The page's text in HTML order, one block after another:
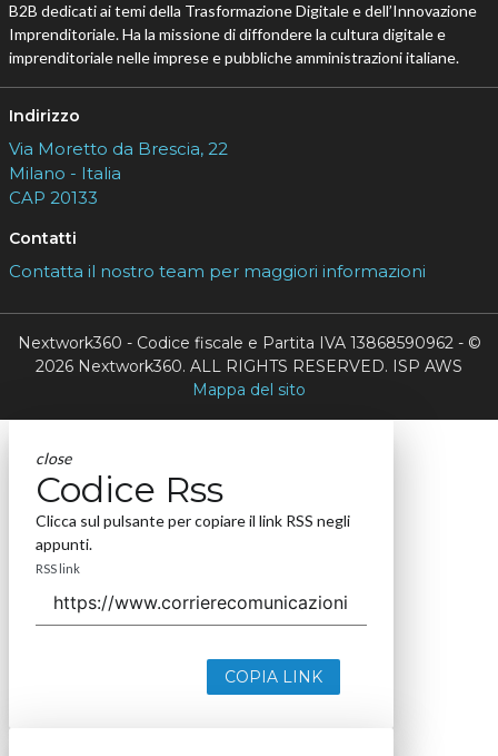
B2B dedicati ai temi della Trasformazione Digitale e dell’Innovazione
Imprenditoriale. Ha la missione di diffondere la cultura digitale e
imprenditoriale nelle imprese e pubbliche amministrazioni italiane.
Indirizzo
Via Moretto da Brescia, 22
Milano - Italia
CAP 20133
Contatti
Contatta il nostro team per maggiori informazioni
Nextwork360 - Codice fiscale e Partita IVA 13868590962 - ©
2026 Nextwork360. ALL RIGHTS RESERVED. ISP AWS
Mappa del sito
close
Codice Rss
Clicca sul pulsante per copiare il link RSS negli
appunti.
RSS link
COPIA LINK